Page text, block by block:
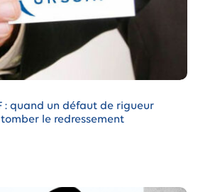
: quand un défaut de rigueur
le redressement